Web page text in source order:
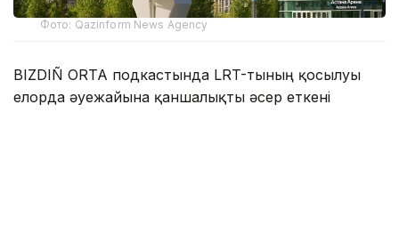
Фото: Qazinform News Agency
BIZDIÑ ORTA подкастында LRT-тының қосылуы
елорда әуежайына қаншалықты әсер еткені